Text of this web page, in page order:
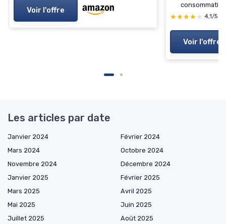
Voir l'offre
★★★★★
★★★★★ 4,1/5
Voir l'offre
Les articles par date
Janvier 2024
Février 2024
Mars 2024
Octobre 2024
Novembre 2024
Décembre 2024
Janvier 2025
Février 2025
Mars 2025
Avril 2025
Mai 2025
Juin 2025
Juillet 2025
Août 2025